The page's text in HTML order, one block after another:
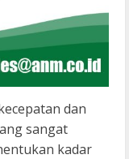
dan
sangat
kadar